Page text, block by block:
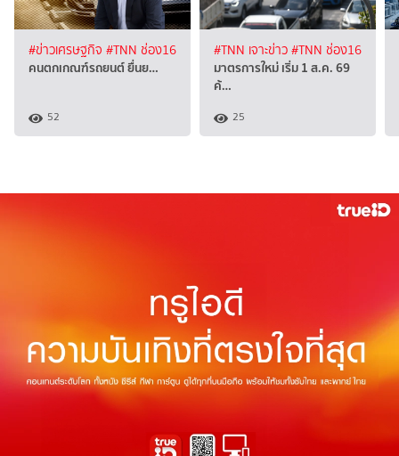
#ข่าวเศรษฐกิจ #TNN ช่อง16
คนตกเกณฑ์รถยนต์ ยื่นย…
52
#TNN เจาะข่าว#TNN ช่อง16
มาตรการใหม่ เริ่ม 1 ส.ค. 69
ค้…
25